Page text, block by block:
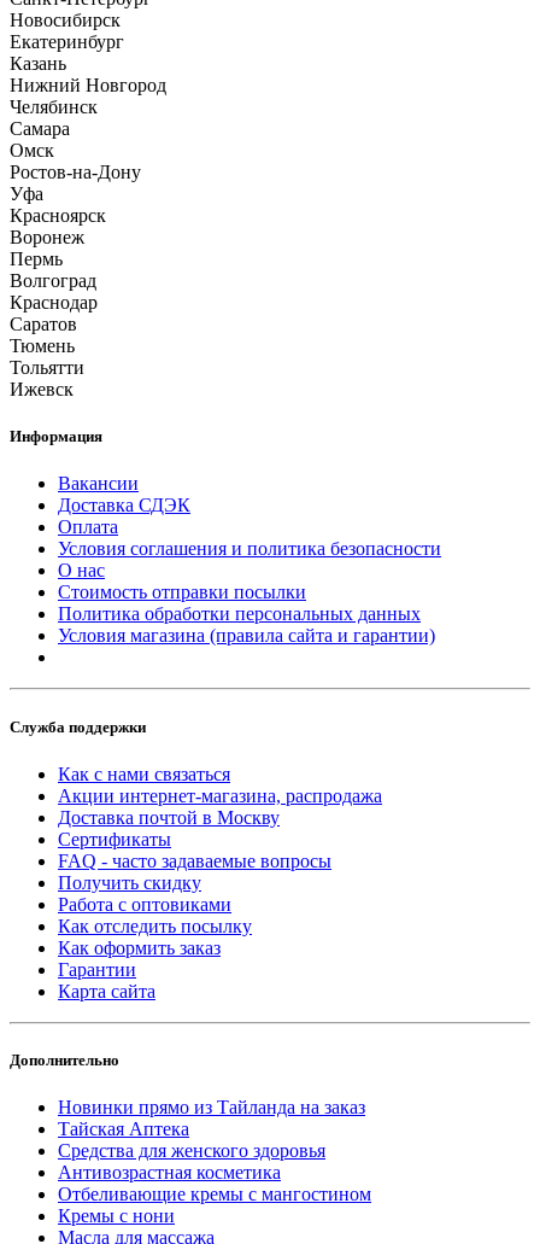
Новосибирск
Екатеринбург
Казань
Нижний Новгород
Челябинск
Самара
Омск
Ростов-на-Дону
Уфа
Красноярск
Воронеж
Пермь
Волгоград
Краснодар
Саратов
Тюмень
Тольятти
Ижевск
Информация
Вакансии
Доставка СДЭК
Оплата
Условия соглашения и политика безопасности
О нас
Стоимость отправки посылки
Политика обработки персональных данных
Условия магазина (правила сайта и гарантии)
Служба поддержки
Как с нами связаться
Акции интернет-магазина, распродажа
Доставка почтой в Москву
Сертификаты
FAQ - часто задаваемые вопросы
Получить скидку
Работа с оптовиками
Как отследить посылку
Как оформить заказ
Гарантии
Карта сайта
Дополнительно
Новинки прямо из Тайланда на заказ
Тайская Аптека
Средства для женского здоровья
Антивозрастная косметика
Отбеливающие кремы с мангостином
Кремы с нони
Масла для массажа